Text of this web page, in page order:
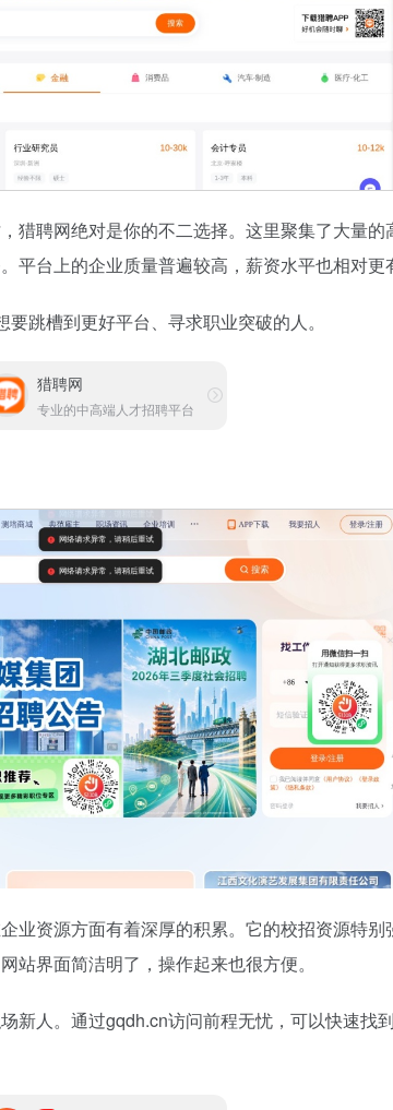
猎聘网绝对是你的不二选择。这里聚集了大量的
平台上的企业质量普遍较高，薪资水平也相对更
跳槽到更好平台、寻求职业突破的人。
猎聘网
专业的中高端人才招聘平台
业资源方面有着深厚的积累。它的校招资源特别
站界面简洁明了，操作起来也很方便。
新人。通过gqdh.cn访问前程无忧，可以快速找